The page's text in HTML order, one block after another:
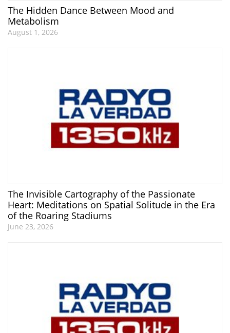
The Hidden Dance Between Mood and
Metabolism
August 1, 2026
The Invisible Cartography of the Passionate
Heart: Meditations on Spatial Solitude in the Era
of the Roaring Stadiums
June 23, 2026